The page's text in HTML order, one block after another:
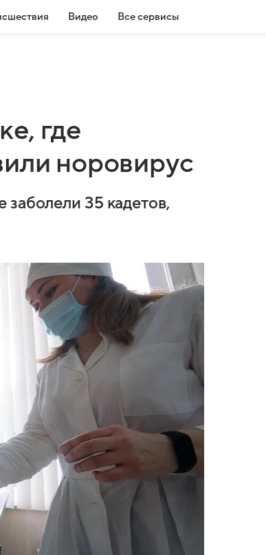
Видео Все сервисы
где
норовирус
35 кадетов,